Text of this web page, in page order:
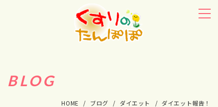
BLOG
HOME ブログ ダイエット ダイエット報告！